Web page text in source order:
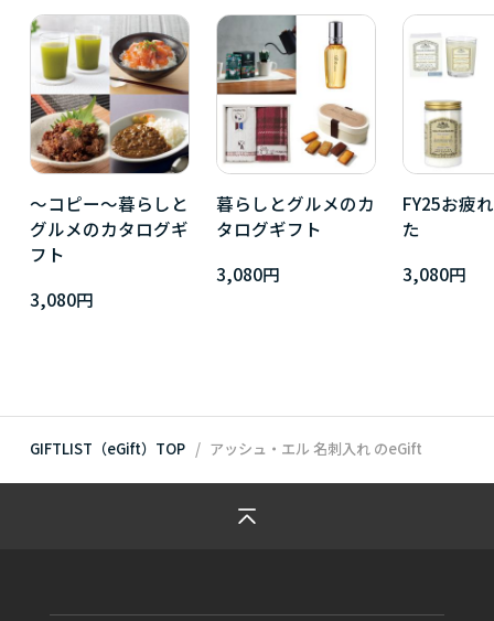
～コピー～暮らしと
グルメのカタログギ
フト
3,080円
暮らしとグルメのカ
タログギフト
3,080円
FY25お疲
た
3,080円
GIFTLIST（eGift）TOP アッシュ・エル 名刺入れ のeGift